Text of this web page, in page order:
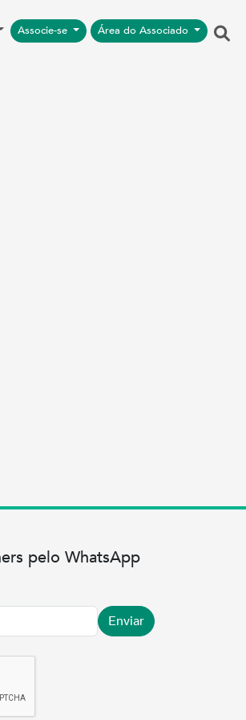
Associe-se Área do Associado
pelo WhatsApp
Enviar